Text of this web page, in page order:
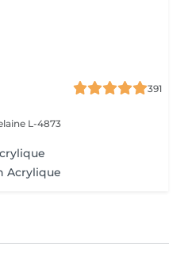
391
L-4873
Acrylique